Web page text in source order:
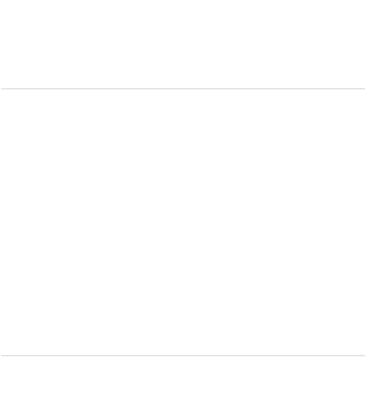
יילוד וגינקולוגיה, רפואת נשים